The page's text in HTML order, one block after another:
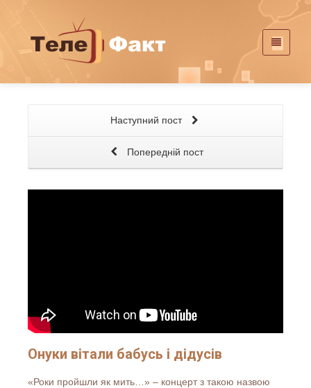
Наступний пост
Попередній пост
Онуки вітали бабусь і дідусів
«Роки пройшли як мить…» – концерт з такою назвою